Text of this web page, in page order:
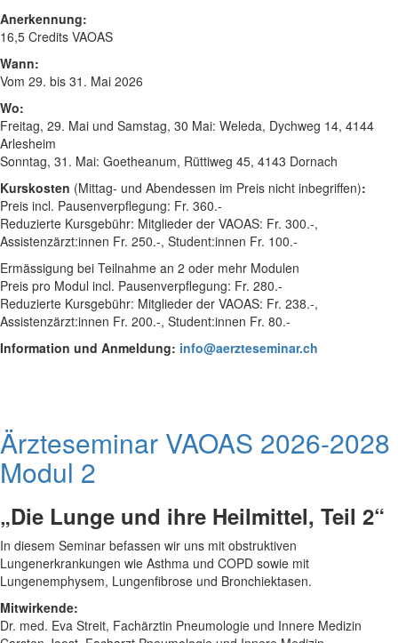
Anerkennung:
16,5 Credits VAOAS
Wann:
Vom 29. bis 31. Mai 2026
Wo:
Freitag, 29. Mai und Samstag, 30 Mai: Weleda, Dychweg 14, 4144
Arlesheim
Sonntag, 31. Mai: Goetheanum, Rüttiweg 45, 4143 Dornach
Kurskosten (Mittag- und Abendessen im Preis nicht inbegriffen):
Preis incl. Pausenverpflegung: Fr. 360.-
Reduzierte Kursgebühr: Mitglieder der VAOAS: Fr. 300.-,
Assistenzärzt:innen Fr. 250.-, Student:innen Fr. 100.-
Ermässigung bei Teilnahme an 2 oder mehr Modulen
Preis pro Modul incl. Pausenverpflegung: Fr. 280.-
Reduzierte Kursgebühr: Mitglieder der VAOAS: Fr. 238.-,
Assistenzärzt:innen Fr. 200.-, Student:innen Fr. 80.-
Information und Anmeldung: info@aerzteseminar.ch
Ärzteseminar VAOAS 2026-2028
Modul 2
„Die Lunge und ihre Heilmittel, Teil 2“
In diesem Seminar befassen wir uns mit obstruktiven
Lungenerkrankungen wie Asthma und COPD sowie mit
Lungenemphysem, Lungenfibrose und Bronchiektasen.
Mitwirkende:
Dr. med. Eva Streit, Fachärztin Pneumologie und Innere Medizin